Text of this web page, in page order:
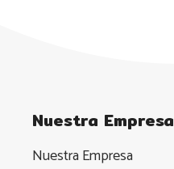
Nuestra Empresa
Nuestra Empresa